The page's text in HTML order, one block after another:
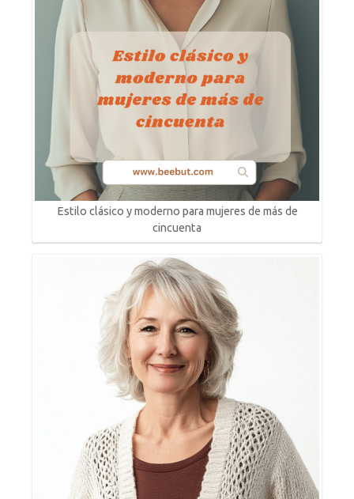
Estilo clásico y moderno para mujeres de más de
cincuenta